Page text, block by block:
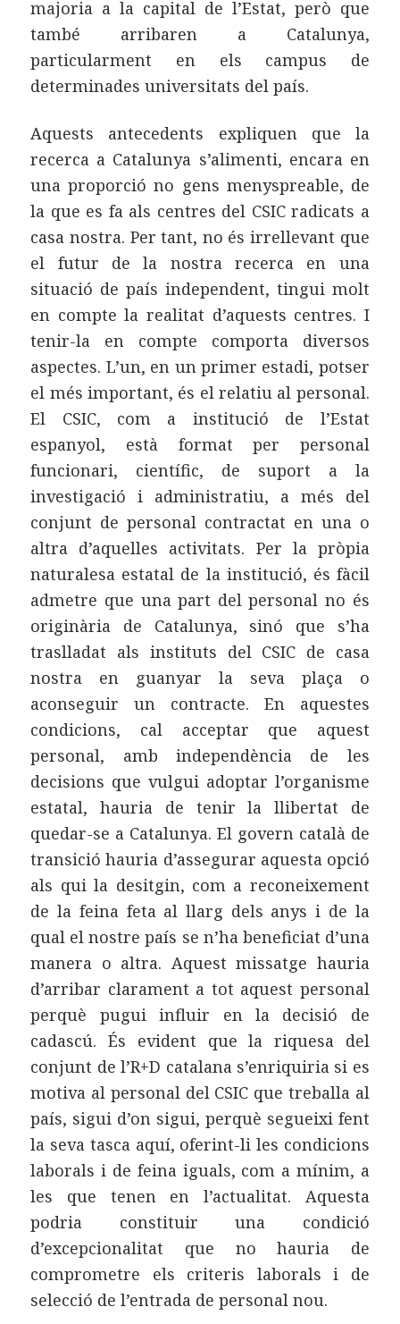
majoria a la capital de l’Estat, però que
també arribaren a Catalunya,
particularment en els campus de
determinades universitats del país.
Aquests antecedents expliquen que la
recerca a Catalunya s’alimenti, encara en
una proporció no gens menyspreable, de
la que es fa als centres del CSIC radicats a
casa nostra. Per tant, no és irrellevant que
el futur de la nostra recerca en una
situació de país independent, tingui molt
en compte la realitat d’aquests centres. I
tenir-la en compte comporta diversos
aspectes. L’un, en un primer estadi, potser
el més important, és el relatiu al personal.
El CSIC, com a institució de l’Estat
espanyol, està format per personal
funcionari, científic, de suport a la
investigació i administratiu, a més del
conjunt de personal contractat en una o
altra d’aquelles activitats. Per la pròpia
naturalesa estatal de la institució, és fàcil
admetre que una part del personal no és
originària de Catalunya, sinó que s’ha
traslladat als instituts del CSIC de casa
nostra en guanyar la seva plaça o
aconseguir un contracte. En aquestes
condicions, cal acceptar que aquest
personal, amb independència de les
decisions que vulgui adoptar l’organisme
estatal, hauria de tenir la llibertat de
quedar-se a Catalunya. El govern català de
transició hauria d’assegurar aquesta opció
als qui la desitgin, com a reconeixement
de la feina feta al llarg dels anys i de la
qual el nostre país se n’ha beneficiat d’una
manera o altra. Aquest missatge hauria
d’arribar clarament a tot aquest personal
perquè pugui influir en la decisió de
cadascú. És evident que la riquesa del
conjunt de l’R+D catalana s’enriquiria si es
motiva al personal del CSIC que treballa al
país, sigui d’on sigui, perquè segueixi fent
la seva tasca aquí, oferint-li les condicions
laborals i de feina iguals, com a mínim, a
les que tenen en l’actualitat. Aquesta
podria constituir una condició
d’excepcionalitat que no hauria de
comprometre els criteris laborals i de
selecció de l’entrada de personal nou.